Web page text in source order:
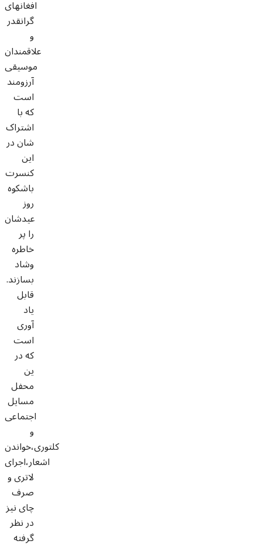
افغانهای
گرانقدر
و
علاقمندان
موسیقی
آرزومند
است
که با
اشتراک
شان در
این
کنسرت
باشکوه
روز
عیدشان
را پر
خاطره
وشاد
بسازند.
قابل
یاد
آوری
است
که در
ین
محفل
مسایل
اجتماعی
و
کلتوری،خواندن
اشعار،اجرای
لاتری و
صرف
چای نیز
در نظر
گرفته